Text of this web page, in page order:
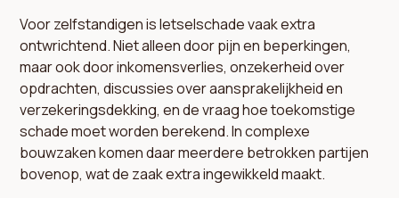
Voor zelfstandigen is letselschade vaak extra
ontwrichtend. Niet alleen door pijn en beperkingen,
maar ook door inkomensverlies, onzekerheid over
opdrachten, discussies over aansprakelijkheid en
verzekeringsdekking, en de vraag hoe toekomstige
schade moet worden berekend. In complexe
bouwzaken komen daar meerdere betrokken partijen
bovenop, wat de zaak extra ingewikkeld maakt.